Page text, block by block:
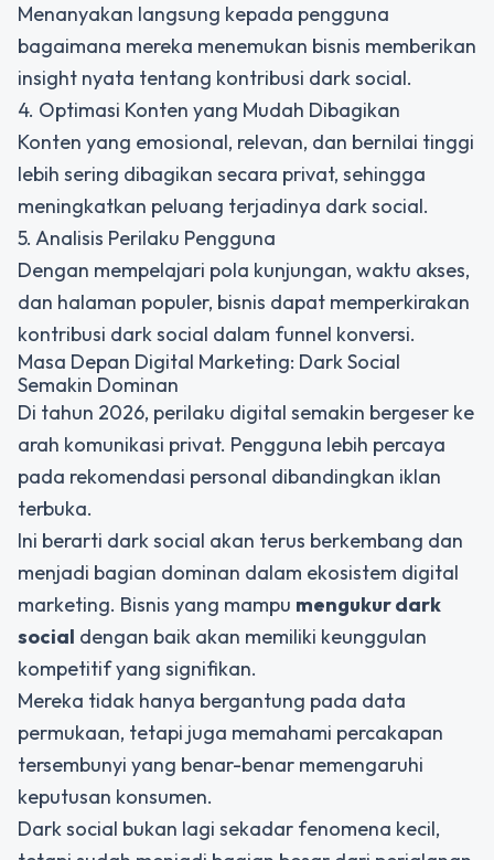
Menanyakan langsung kepada pengguna
bagaimana mereka menemukan bisnis memberikan
insight nyata tentang kontribusi dark social.
4. Optimasi Konten yang Mudah Dibagikan
Konten yang emosional, relevan, dan bernilai tinggi
lebih sering dibagikan secara privat, sehingga
meningkatkan peluang terjadinya dark social.
5. Analisis Perilaku Pengguna
Dengan mempelajari pola kunjungan, waktu akses,
dan halaman populer, bisnis dapat memperkirakan
kontribusi dark social dalam funnel konversi.
Masa Depan Digital Marketing: Dark Social
Semakin Dominan
Di tahun 2026, perilaku digital semakin bergeser ke
arah komunikasi privat. Pengguna lebih percaya
pada rekomendasi personal dibandingkan iklan
terbuka.
Ini berarti dark social akan terus berkembang dan
menjadi bagian dominan dalam ekosistem digital
marketing. Bisnis yang mampu mengukur dark
social dengan baik akan memiliki keunggulan
kompetitif yang signifikan.
Mereka tidak hanya bergantung pada data
permukaan, tetapi juga memahami percakapan
tersembunyi yang benar-benar memengaruhi
keputusan konsumen.
Dark social bukan lagi sekadar fenomena kecil,